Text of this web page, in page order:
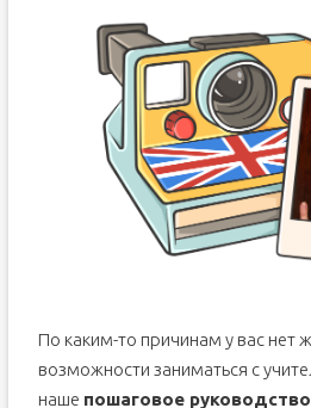
По каким-то причинам у вас нет
возможности заниматься с
наше пошаговое руководство